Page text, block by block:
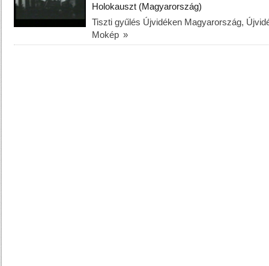
Holokauszt (Magyarország)
Tiszti gyűlés Újvidéken Magyarország,
Mokép »